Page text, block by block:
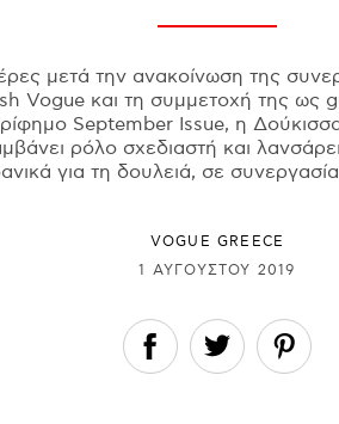
μετά την ανακοίνωση της
Vogue και τη συμμετοχή της ως
September Issue, η
ρόλο σχεδιαστή και
για τη δουλειά, σε
VOGUE GREECE
1 ΑΥΓΟΎΣΤΟΥ 2019